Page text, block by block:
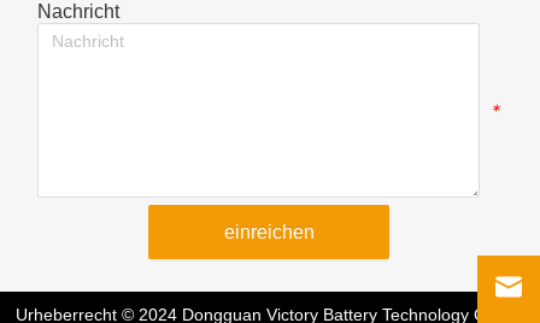
Nachricht
*
einreichen
Urheberrecht © 2024 Dongguan Victory Battery Technology Co.,